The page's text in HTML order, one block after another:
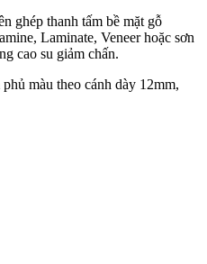
ghép thanh tấm bề mặt gỗ
Laminate, Veneer hoặc sơn
cao su giảm chấn.
màu theo cánh dày 12mm,